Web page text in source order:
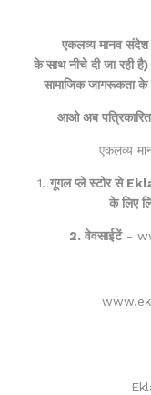
एकलव्य मानव संदेश
के साथ नीचे दी जा रही
सामाजिक जागरूकता के
आओ अब
एकलव्य
1. गूगल प्ले स्टोर से
के लिए
2. वेवसाईटें-